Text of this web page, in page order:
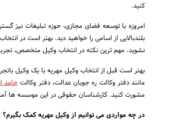
کنید.
امروزه با توسعه فضای مجازی، حوزه تبلیغات نیز
بلندبالایی از اسامی را خواهید دید. بهتر است در
نشوید. مهم ترین نکته در انتخاب وکیل متخصص،
بهتر است قبل از انتخاب وکیل مهریه با یک وکیل
مانند دفتر وکالت ره جویان عدالت، دفتر وکالتحامد
مشورت کنید. کارشناسان حقوقی در این موسسه ها
در چه مواردی می توانیم از وکیل مهریه کمک بگیرم؟